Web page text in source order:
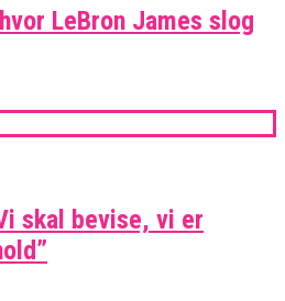
LeBron James slog
skal bevise, vi er